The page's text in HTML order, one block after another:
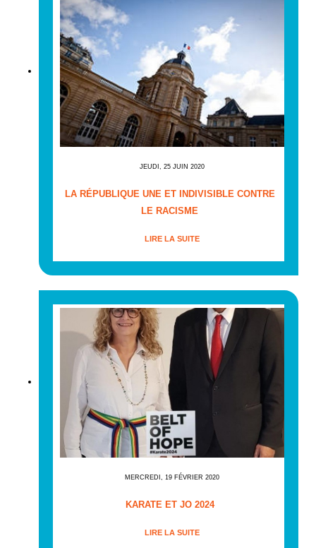
JEUDI, 25 JUIN 2020
LA RÉPUBLIQUE UNE ET INDIVISIBLE CONTRE
LE RACISME
LIRE LA SUITE
MERCREDI, 19 FÉVRIER 2020
KARATE ET JO 2024
LIRE LA SUITE